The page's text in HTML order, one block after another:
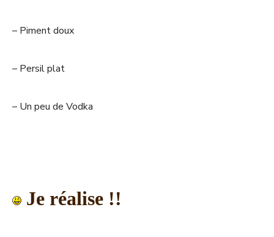
– Piment doux
– Persil plat
– Un peu de Vodka
Je réalise !!